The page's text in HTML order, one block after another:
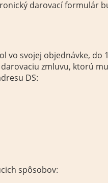
darovací formulár
vo svojej objednávke, do
zmluvu, ktorú
DS:
spôsobov: